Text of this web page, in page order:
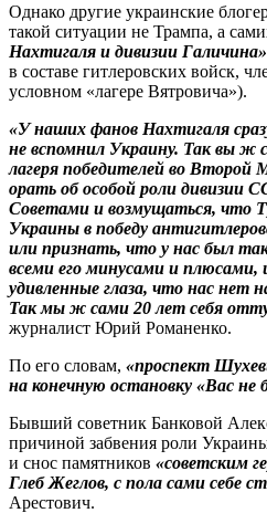
Однако другие украинские
такой ситуации не Трампа, а
Нахтигаля и дивизии Галичина»
в составе гитлеровских войск,
условном «лагере Вятровича»).
«У наших фанов Нахтигаля
не вспомнил Украину. Так вы ж
лагеря победителей во Второй
орать об особой роли дивизии
Советами и возмущаться, что
Украины в победу
или признать, что у нас был
всеми его минусами и плюсами,
удивленные глаза, что нас нет
Так мы ж сами 20 лет себя
журналист Юрий Романенко.
По его словам, «проспект
на конечную остановку «Вас
Бывший советник Банковой
причиной забвения роли
и снос памятников «советским
Глеб Жеглов, с пола сами себе
Арестович.